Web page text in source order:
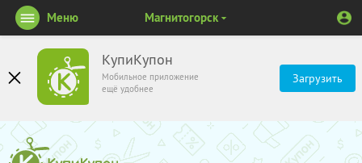
КупиКупон
Мобильное приложение
ещё удобнее
Загрузить
Меню Магнитогорск